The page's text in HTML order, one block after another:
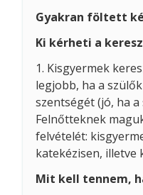
Gyakran föltett
Ki kérheti a
1. Kisgyermek
legjobb, ha a
szentségét (jó, ha
Felnőtteknek
felvételét:
katekézisen, illetve
Mit kell tennem,